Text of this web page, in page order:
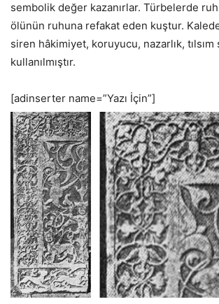
sembolik değer kazanırlar. Türbelerde
ölünün ruhuna refakat eden kuştur.
siren hâkimiyet, koruyucu, nazarlık,
kullanılmıştır.
[adinserter name=”Yazı İçin”]